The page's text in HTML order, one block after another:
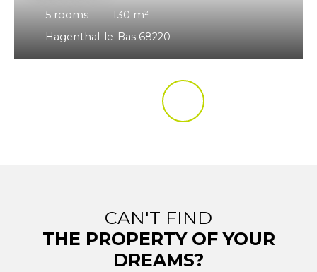
5 rooms 130 m²
Hagenthal-le-Bas 68220
CAN'T FIND
THE PROPERTY OF YOUR
DREAMS?